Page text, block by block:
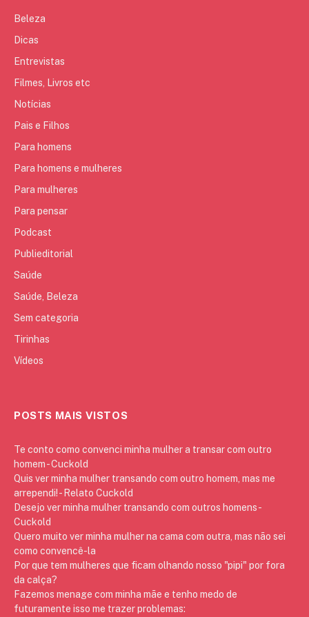
Beleza
Dicas
Entrevistas
Filmes, Livros etc
Notícias
Pais e Filhos
Para homens
Para homens e mulheres
Para mulheres
Para pensar
Podcast
Publieditorial
Saúde
Saúde, Beleza
Sem categoria
Tirinhas
Vídeos
POSTS MAIS VISTOS
Te conto como convenci minha mulher a transar com outro
homem - Cuckold
Quis ver minha mulher transando com outro homem, mas me
arrependi! - Relato Cuckold
Desejo ver minha mulher transando com outros homens -
Cuckold
Quero muito ver minha mulher na cama com outra, mas não sei
como convencê-la
Por que tem mulheres que ficam olhando nosso "pipi" por fora
da calça?
Fazemos menage com minha mãe e tenho medo de
futuramente isso me trazer problemas: